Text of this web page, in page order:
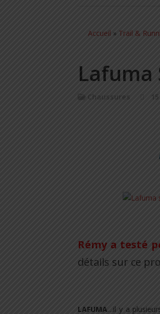
Accueil » Trail &
Lafuma
Chaussures
Rémy a testé
détails sur ce
LAFUMA…il y a